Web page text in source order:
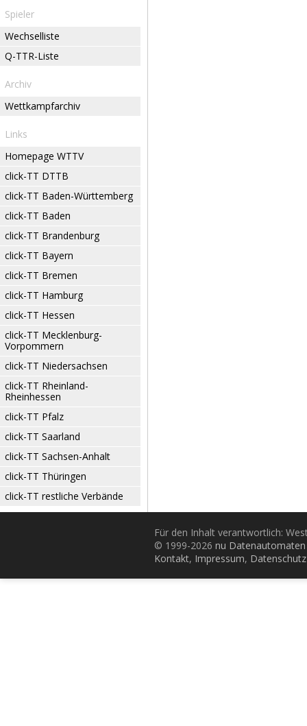
Spieler
Wechselliste
Q-TTR-Liste
Archiv
Wettkampfarchiv
Links
Homepage WTTV
click-TT DTTB
click-TT Baden-Württemberg
click-TT Baden
click-TT Brandenburg
click-TT Bayern
click-TT Bremen
click-TT Hamburg
click-TT Hessen
click-TT Mecklenburg-
Vorpommern
click-TT Niedersachsen
click-TT Rheinland-
Rheinhessen
click-TT Pfalz
click-TT Saarland
click-TT Sachsen-Anhalt
click-TT Thüringen
click-TT restliche Verbände
Für den Inhalt verantwortlich:
© 1999-2026 nu
Kontakt, Impressum, Datenschutz